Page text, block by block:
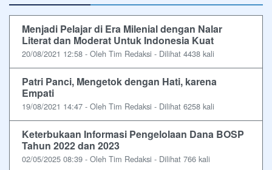
Menjadi Pelajar di Era Milenial dengan Nalar
Literat dan Moderat Untuk Indonesia Kuat
20/08/2021 12:58 - Oleh Tim Redaksi - Dilihat 4438 kali
Patri Panci, Mengetok dengan Hati, karena
Empati
19/08/2021 14:47 - Oleh Tim Redaksi - Dilihat 6258 kali
Keterbukaan Informasi Pengelolaan Dana BOSP
Tahun 2022 dan 2023
02/05/2025 08:39 - Oleh Tim Redaksi - Dilihat 766 kali